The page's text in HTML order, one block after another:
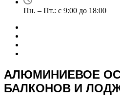
Пн. – Пт.: с 9:00 до 18:00
АЛЮМИНИЕВОЕ
БАЛКОНОВ И